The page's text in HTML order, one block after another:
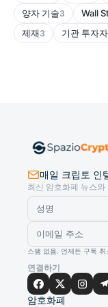
양자 기술3 Wall
제재 3 기관 투자자
매일 크립토 인
최신 암호화폐 뉴스
스팸 없음. 언제든 구독 취
연결하기
암호화폐